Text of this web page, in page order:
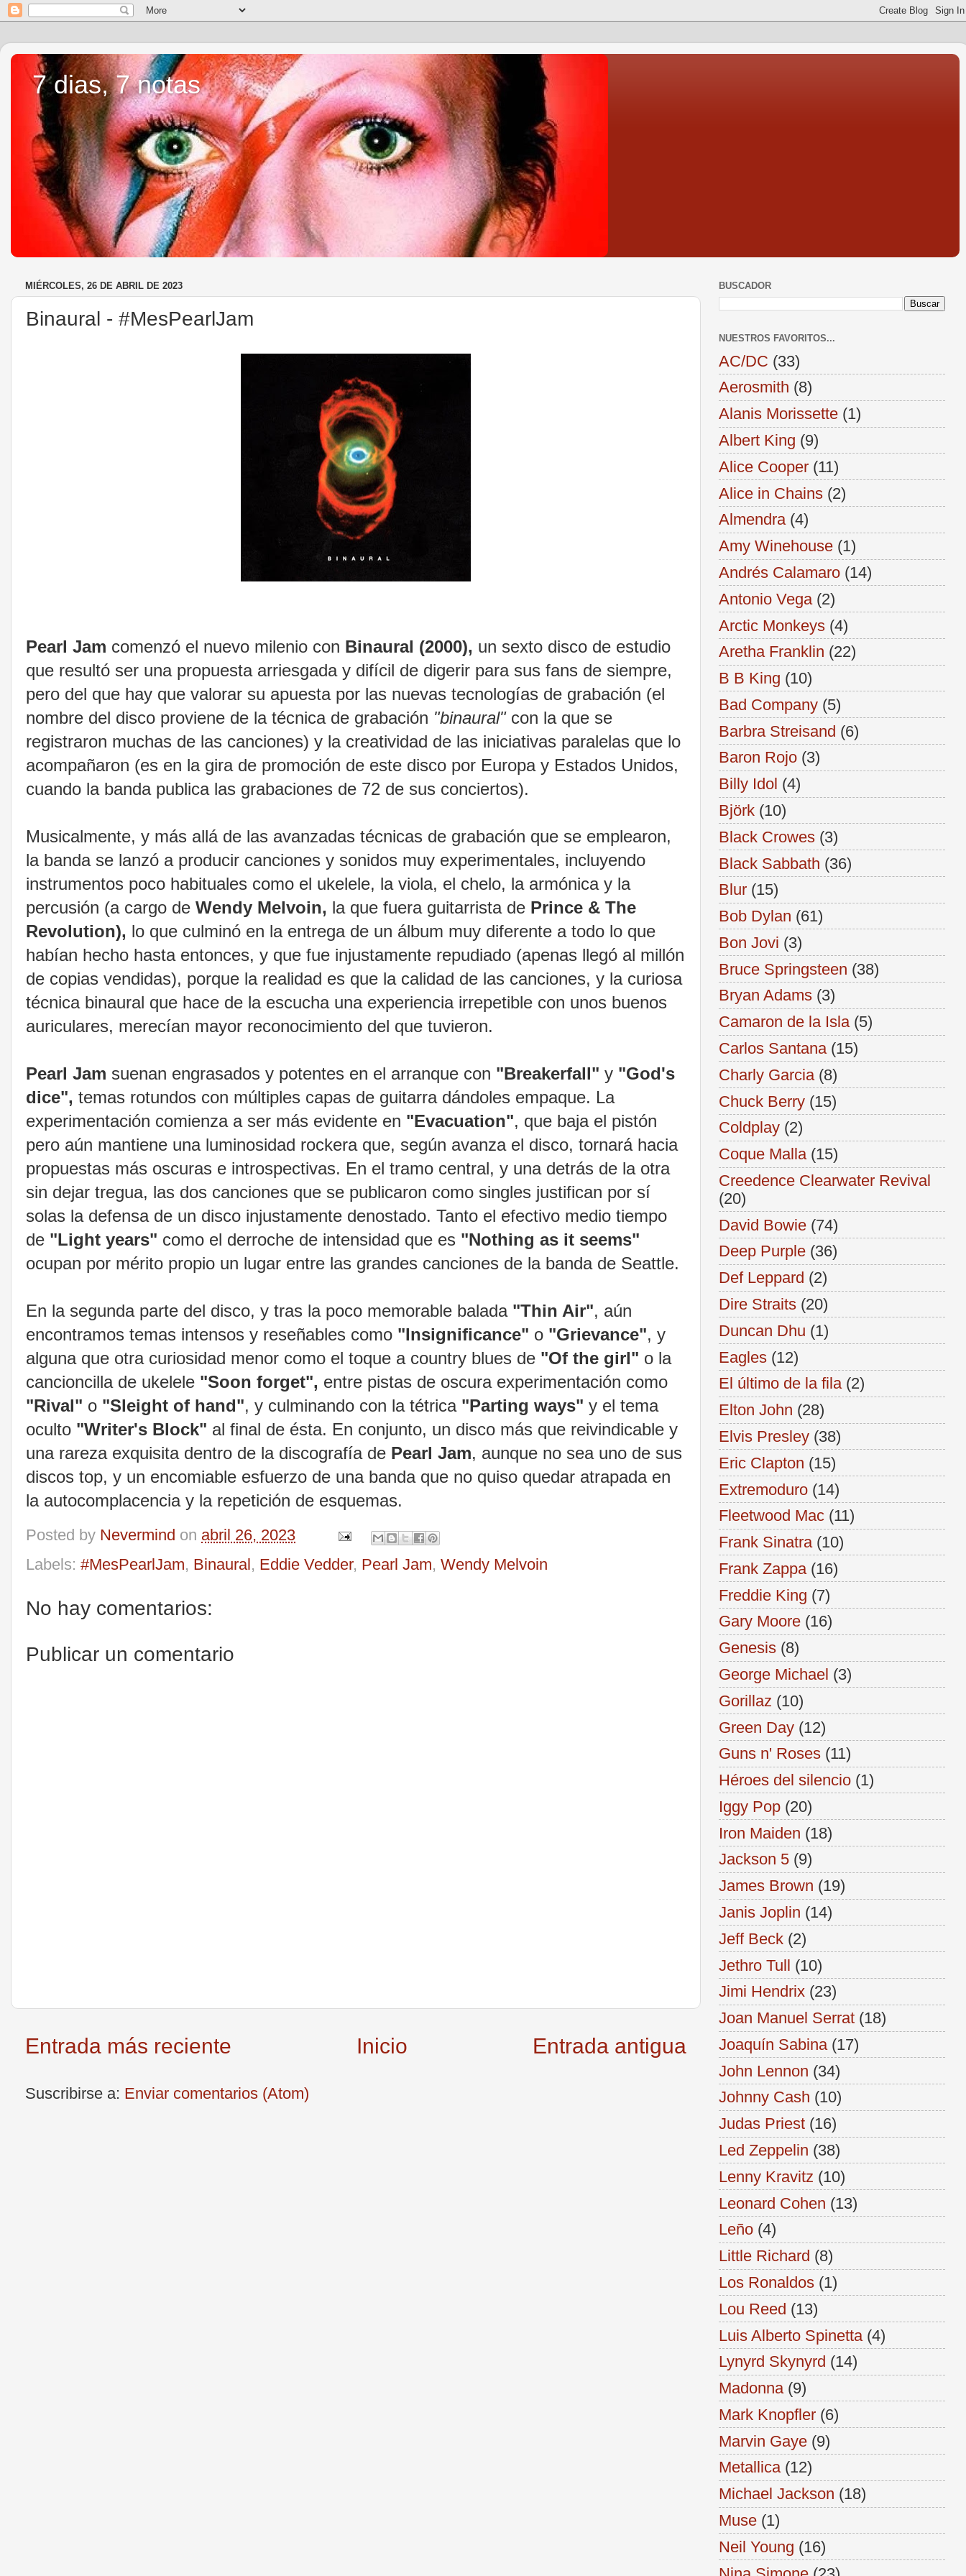
7 dias, 7 notas
MIÉRCOLES, 26 DE ABRIL DE 2023
Binaural - #MesPearlJam
Pearl Jam comenzó el nuevo milenio con Binaural (2000), un sexto disco de estudio
que resultó ser una propuesta arriesgada y difícil de digerir para sus fans de siempre,
pero del que hay que valorar su apuesta por las nuevas tecnologías de grabación (el
nombre del disco proviene de la técnica de grabación "binaural" con la que se
registraron muchas de las canciones) y la creatividad de las iniciativas paralelas que lo
acompañaron (es en la gira de promoción de este disco por Europa y Estados Unidos,
cuando la banda publica las grabaciones de 72 de sus conciertos).
Musicalmente, y más allá de las avanzadas técnicas de grabación que se emplearon,
la banda se lanzó a producir canciones y sonidos muy experimentales, incluyendo
instrumentos poco habituales como el ukelele, la viola, el chelo, la armónica y la
percusión (a cargo de Wendy Melvoin, la que fuera guitarrista de Prince & The
Revolution), lo que culminó en la entrega de un álbum muy diferente a todo lo que
habían hecho hasta entonces, y que fue injustamente repudiado (apenas llegó al millón
de copias vendidas), porque la realidad es que la calidad de las canciones, y la curiosa
técnica binaural que hace de la escucha una experiencia irrepetible con unos buenos
auriculares, merecían mayor reconocimiento del que tuvieron.
Pearl Jam suenan engrasados y potentes en el arranque con "Breakerfall" y "God's
dice", temas rotundos con múltiples capas de guitarra dándoles empaque. La
experimentación comienza a ser más evidente en "Evacuation", que baja el pistón
pero aún mantiene una luminosidad rockera que, según avanza el disco, tornará hacia
propuestas más oscuras e introspectivas. En el tramo central, y una detrás de la otra
sin dejar tregua, las dos canciones que se publicaron como singles justifican por sí
solas la defensa de un disco injustamente denostado. Tanto el efectivo medio tiempo
de "Light years" como el derroche de intensidad que es "Nothing as it seems"
ocupan por mérito propio un lugar entre las grandes canciones de la banda de Seattle.
En la segunda parte del disco, y tras la poco memorable balada "Thin Air", aún
encontramos temas intensos y reseñables como "Insignificance" o "Grievance", y
alguna que otra curiosidad menor como el toque a country blues de "Of the girl" o la
cancioncilla de ukelele "Soon forget", entre pistas de oscura experimentación como
"Rival" o "Sleight of hand", y culminando con la tétrica "Parting ways" y el tema
oculto "Writer's Block" al final de ésta. En conjunto, un disco más que reivindicable y
una rareza exquisita dentro de la discografía de Pearl Jam, aunque no sea uno de sus
discos top, y un encomiable esfuerzo de una banda que no quiso quedar atrapada en
la autocomplacencia y la repetición de esquemas.
Posted by Nevermind on abril 26, 2023
Labels: #MesPearlJam, Binaural, Eddie Vedder, Pearl Jam, Wendy Melvoin
No hay comentarios:
Publicar un comentario
Entrada más reciente Entrada antigua
Inicio
Suscribirse a: Enviar comentarios (Atom)
BUSCADOR
NUESTROS FAVORITOS...
AC/DC (33)
Aerosmith (8)
Alanis Morissette (1)
Albert King (9)
Alice Cooper (11)
Alice in Chains (2)
Almendra (4)
Amy Winehouse (1)
Andrés Calamaro (14)
Antonio Vega (2)
Arctic Monkeys (4)
Aretha Franklin (22)
B B King (10)
Bad Company (5)
Barbra Streisand (6)
Baron Rojo (3)
Billy Idol (4)
Björk (10)
Black Crowes (3)
Black Sabbath (36)
Blur (15)
Bob Dylan (61)
Bon Jovi (3)
Bruce Springsteen (38)
Bryan Adams (3)
Camaron de la Isla (5)
Carlos Santana (15)
Charly Garcia (8)
Chuck Berry (15)
Coldplay (2)
Coque Malla (15)
Creedence Clearwater Revival
(20)
David Bowie (74)
Deep Purple (36)
Def Leppard (2)
Dire Straits (20)
Duncan Dhu (1)
Eagles (12)
El último de la fila (2)
Elton John (28)
Elvis Presley (38)
Eric Clapton (15)
Extremoduro (14)
Fleetwood Mac (11)
Frank Sinatra (10)
Frank Zappa (16)
Freddie King (7)
Gary Moore (16)
Genesis (8)
George Michael (3)
Gorillaz (10)
Green Day (12)
Guns n' Roses (11)
Héroes del silencio (1)
Iggy Pop (20)
Iron Maiden (18)
Jackson 5 (9)
James Brown (19)
Janis Joplin (14)
Jeff Beck (2)
Jethro Tull (10)
Jimi Hendrix (23)
Joan Manuel Serrat (18)
Joaquín Sabina (17)
John Lennon (34)
Johnny Cash (10)
Judas Priest (16)
Led Zeppelin (38)
Lenny Kravitz (10)
Leonard Cohen (13)
Leño (4)
Little Richard (8)
Los Ronaldos (1)
Lou Reed (13)
Luis Alberto Spinetta (4)
Lynyrd Skynyrd (14)
Madonna (9)
Mark Knopfler (6)
Marvin Gaye (9)
Metallica (12)
Michael Jackson (18)
Muse (1)
Neil Young (16)